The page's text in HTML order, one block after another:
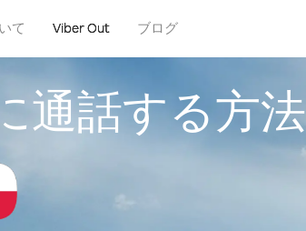
て Viber Out ブログ
通話する方法